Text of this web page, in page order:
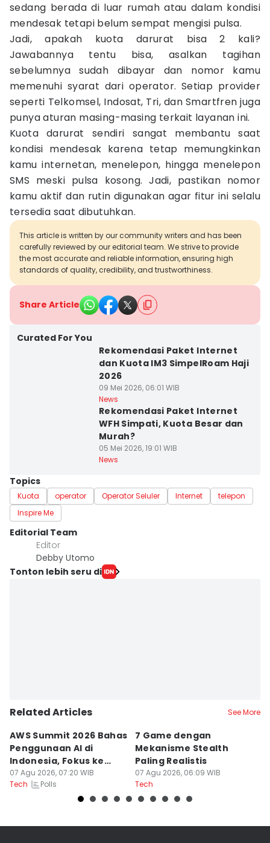
sedang berada di luar rumah atau dalam kondisi
mendesak tetapi belum sempat mengisi pulsa.
Jadi, apakah kuota darurat bisa 2 kali?
Jawabannya tentu bisa, asalkan tagihan
sebelumnya sudah dibayar dan nomor kamu
memenuhi syarat dari operator. Setiap provider
seperti Telkomsel, Indosat, Tri, dan Smartfren juga
punya aturan masing-masing terkait layanan ini.
Kuota darurat sendiri sangat membantu saat
kondisi mendesak karena tetap memungkinkan
kamu internetan, menelepon, hingga menelepon
SMS meski pulsa kosong. Jadi, pastikan nomor
kamu aktif dan rutin digunakan agar fitur ini selalu
tersedia saat dibutuhkan.
This article is written by our community writers and has been
carefully reviewed by our editorial team. We strive to provide
the most accurate and reliable information, ensuring high
standards of quality, credibility, and trustworthiness.
Share Article
Curated For You
Rekomendasi Paket Internet
dan Kuota IM3 SimpelRoam Haji
2026
09 Mei 2026, 06:01 WIB
News
Rekomendasi Paket Internet
WFH Simpati, Kuota Besar dan
Murah?
05 Mei 2026, 19:01 WIB
News
Topics
Kuota operator Operator Seluler Internet
telepon
Inspire Me
Editorial Team
Editor
Debby Utomo
Tonton lebih seru di
Related Articles See More
AWS Summit 2026 Bahas
Penggunaan AI di
Indonesia, Fokus ke
Dampak
07 Agu 2026, 07:20 WIB
Tech
Polls
7 Game dengan
Mekanisme Stealth
Paling Realistis
07 Agu 2026, 06:09 WIB
Tech